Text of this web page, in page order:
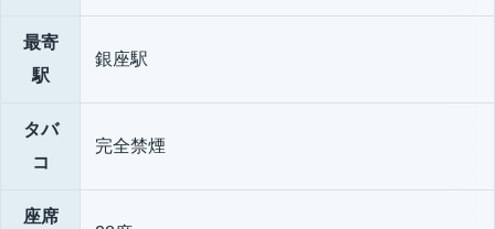
最寄
駅
銀座駅
タバ
コ
完全禁煙
座席